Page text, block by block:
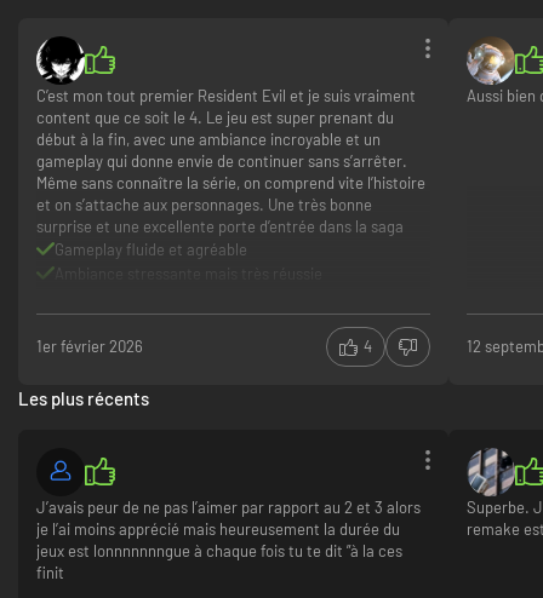
C’est mon tout premier Resident Evil et je suis vraiment
content que ce soit le 4. Le jeu est super prenant du
début à la fin, avec une ambiance incroyable et un
gameplay qui donne envie de continuer sans s’arrêter.
Même sans connaître la série, on comprend vite l’histoire
et on s’attache aux personnages. Une très bonne
surprise et une excellente porte d’entrée dans la saga
Gameplay fluide et agréable
début
Quelques mécaniques demandent un temps
d’adaptation
1er février 2026 4
Aussi bien
12
Les plus récents
J’avais peur de ne pas l’aimer par rapport au 2 et 3 alors
je l’ai moins apprécié mais heureusement la durée du
jeux est lonnnnnnngue à chaque fois tu te dit ”à la ces
finit
Superbe.
remake